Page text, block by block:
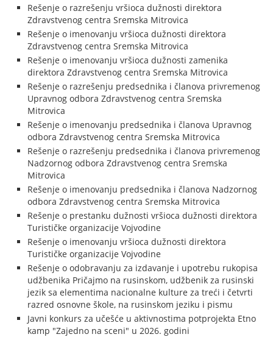
Rešenje o razrešenju vršioca dužnosti direktora
Zdravstvenog centra Sremska Mitrovica
Rešenje o imenovanju vršioca dužnosti direktora
Zdravstvenog centra Sremska Mitrovica
Rešenje o imenovanju vršioca dužnosti zamenika
direktora Zdravstvenog centra Sremska Mitrovica
Rešenje o razrešenju predsednika i članova privremenog
Upravnog odbora Zdravstvenog centra Sremska
Mitrovica
Rešenje o imenovanju predsednika i članova Upravnog
odbora Zdravstvenog centra Sremska Mitrovica
Rešenje o razrešenju predsednika i članova privremenog
Nadzornog odbora Zdravstvenog centra Sremska
Mitrovica
Rešenje o imenovanju predsednika i članova Nadzornog
odbora Zdravstvenog centra Sremska Mitrovica
Rešenje o prestanku dužnosti vršioca dužnosti direktora
Turističke organizacije Vojvodine
Rešenje o imenovanju vršioca dužnosti direktora
Turističke organizacije Vojvodine
Rešenje o odobravanju za izdavanje i upotrebu rukopisa
udžbenika Pričajmo na rusinskom, udžbenik za rusinski
jezik sa elementima nacionalne kulture za treći i četvrti
razred osnovne škole, na rusinskom jeziku i pismu
Javni konkurs za učešće u aktivnostima potprojekta Etno
kamp "Zajedno na sceni" u 2026. godini